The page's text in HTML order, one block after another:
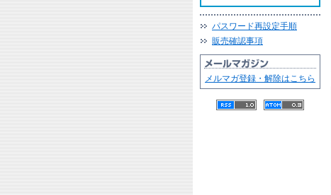
パスワード再設定手順
販売確認事項
メルマガ登録・解除はこちら